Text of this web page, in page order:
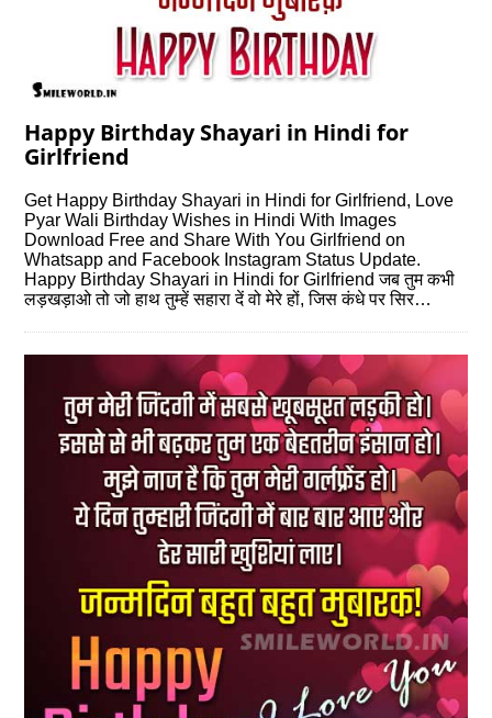
Happy Birthday Shayari in Hindi for
Girlfriend
Get Happy Birthday Shayari in Hindi for Girlfriend, Love
Pyar Wali Birthday Wishes in Hindi With Images
Download Free and Share With You Girlfriend on
Whatsapp and Facebook Instagram Status Update.
Happy Birthday Shayari in Hindi for Girlfriend जब तुम कभी
लड़खड़ाओ तो जो हाथ तुम्हें सहारा दें वो मेरे हों, जिस कंधे पर सिर…